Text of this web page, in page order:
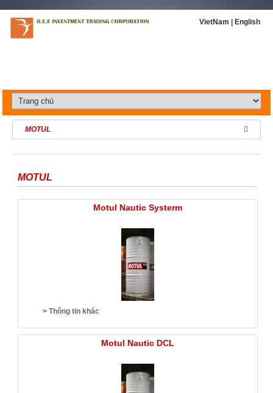
VietNam English
MOTUL
MOTUL
Motul Nautic Systerm
> Thông tin khác
Motul Nautic DCL